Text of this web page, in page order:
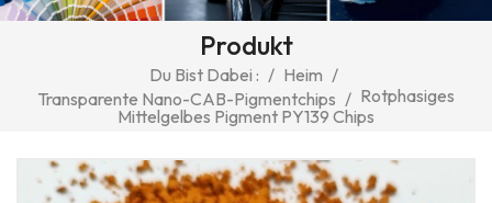
Produkt
Du Bist Dabei : / Heim /
Transparente Nano-CAB-Pigmentchips / Rotphasiges
Mittelgelbes Pigment PY139 Chips